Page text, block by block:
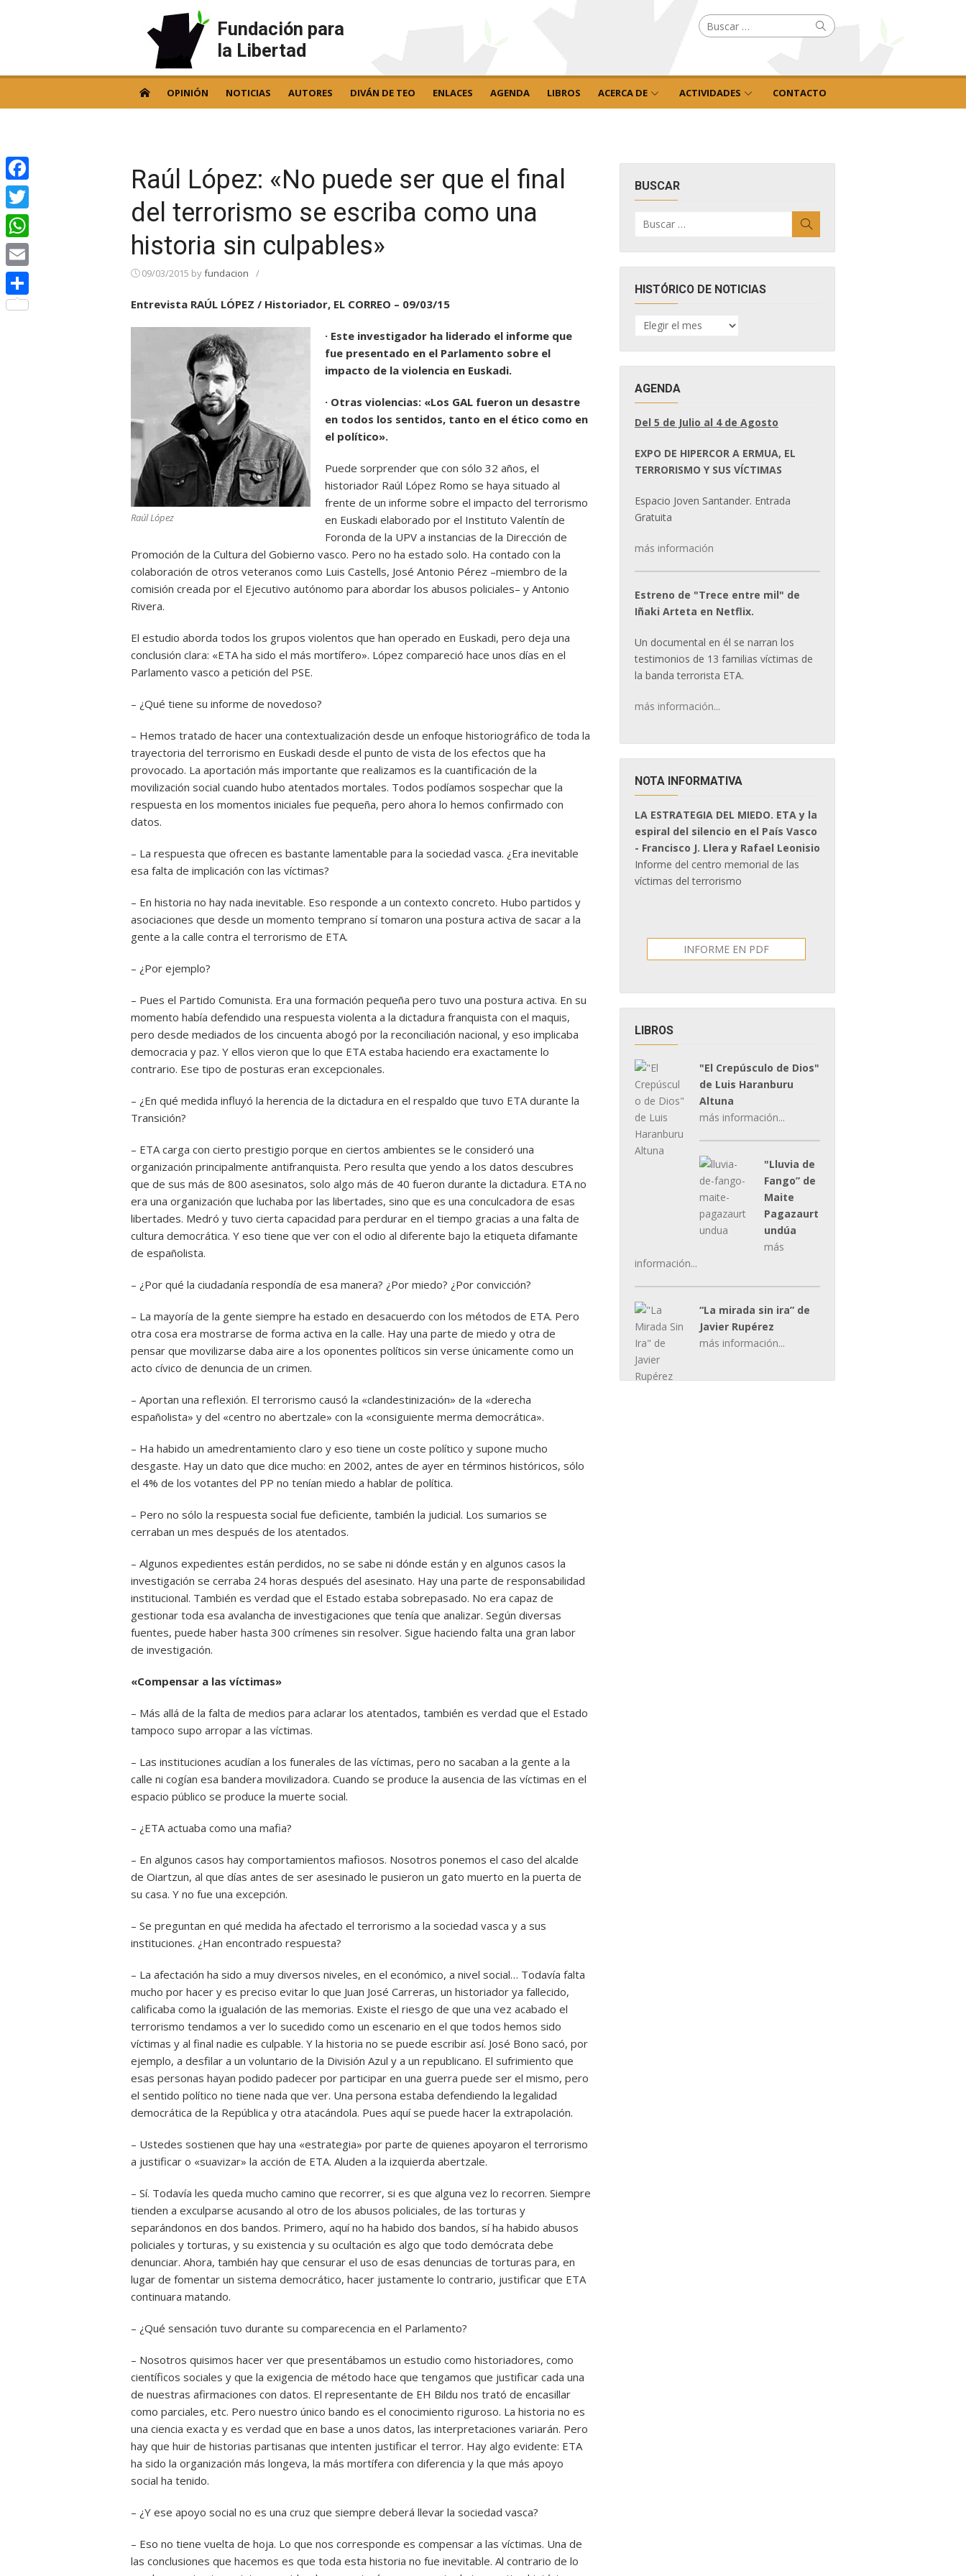
Fundación para
la Libertad
Buscar
por: Buscar
OPINIÓN NOTICIAS AUTORES DIVÁN DE TEO ENLACES AGENDA LIBROS ACERCA DE ACTIVIDADES CONTACTO
Raúl López: «No puede ser que el final
del terrorismo se escriba como una
historia sin culpables»
09/03/2015 byfundacion /
Entrevista RAÚL LÓPEZ / Historiador, EL CORREO – 09/03/15
Raúl López
· Este investigador ha liderado el informe que
fue presentado en el Parlamento sobre el
impacto de la violencia en Euskadi.
· Otras violencias: «Los GAL fueron un desastre
en todos los sentidos, tanto en el ético como en
el político».
Puede sorprender que con sólo 32 años, el
historiador Raúl López Romo se haya situado al
frente de un informe sobre el impacto del terrorismo
en Euskadi elaborado por el Instituto Valentín de
Foronda de la UPV a instancias de la Dirección de
Promoción de la Cultura del Gobierno vasco. Pero no ha estado solo. Ha contado con la
colaboración de otros veteranos como Luis Castells, José Antonio Pérez –miembro de la
comisión creada por el Ejecutivo autónomo para abordar los abusos policiales– y Antonio
Rivera.
El estudio aborda todos los grupos violentos que han operado en Euskadi, pero deja una
conclusión clara: «ETA ha sido el más mortífero». López compareció hace unos días en el
Parlamento vasco a petición del PSE.
– ¿Qué tiene su informe de novedoso?
– Hemos tratado de hacer una contextualización desde un enfoque historiográfico de toda la
trayectoria del terrorismo en Euskadi desde el punto de vista de los efectos que ha
provocado. La aportación más importante que realizamos es la cuantificación de la
movilización social cuando hubo atentados mortales. Todos podíamos sospechar que la
respuesta en los momentos iniciales fue pequeña, pero ahora lo hemos confirmado con
datos.
– La respuesta que ofrecen es bastante lamentable para la sociedad vasca. ¿Era inevitable
esa falta de implicación con las víctimas?
– En historia no hay nada inevitable. Eso responde a un contexto concreto. Hubo partidos y
asociaciones que desde un momento temprano sí tomaron una postura activa de sacar a la
gente a la calle contra el terrorismo de ETA.
– ¿Por ejemplo?
– Pues el Partido Comunista. Era una formación pequeña pero tuvo una postura activa. En su
momento había defendido una respuesta violenta a la dictadura franquista con el maquis,
pero desde mediados de los cincuenta abogó por la reconciliación nacional, y eso implicaba
democracia y paz. Y ellos vieron que lo que ETA estaba haciendo era exactamente lo
contrario. Ese tipo de posturas eran excepcionales.
– ¿En qué medida influyó la herencia de la dictadura en el respaldo que tuvo ETA durante la
Transición?
– ETA carga con cierto prestigio porque en ciertos ambientes se le consideró una
organización principalmente antifranquista. Pero resulta que yendo a los datos descubres
que de sus más de 800 asesinatos, solo algo más de 40 fueron durante la dictadura. ETA no
era una organización que luchaba por las libertades, sino que es una conculcadora de esas
libertades. Medró y tuvo cierta capacidad para perdurar en el tiempo gracias a una falta de
cultura democrática. Y eso tiene que ver con el odio al diferente bajo la etiqueta difamante
de españolista.
– ¿Por qué la ciudadanía respondía de esa manera? ¿Por miedo? ¿Por convicción?
– La mayoría de la gente siempre ha estado en desacuerdo con los métodos de ETA. Pero
otra cosa era mostrarse de forma activa en la calle. Hay una parte de miedo y otra de
pensar que movilizarse daba aire a los oponentes políticos sin verse únicamente como un
acto cívico de denuncia de un crimen.
– Aportan una reflexión. El terrorismo causó la «clandestinización» de la «derecha
españolista» y del «centro no abertzale» con la «consiguiente merma democrática».
– Ha habido un amedrentamiento claro y eso tiene un coste político y supone mucho
desgaste. Hay un dato que dice mucho: en 2002, antes de ayer en términos históricos, sólo
el 4% de los votantes del PP no tenían miedo a hablar de política.
– Pero no sólo la respuesta social fue deficiente, también la judicial. Los sumarios se
cerraban un mes después de los atentados.
– Algunos expedientes están perdidos, no se sabe ni dónde están y en algunos casos la
investigación se cerraba 24 horas después del asesinato. Hay una parte de responsabilidad
institucional. También es verdad que el Estado estaba sobrepasado. No era capaz de
gestionar toda esa avalancha de investigaciones que tenía que analizar. Según diversas
fuentes, puede haber hasta 300 crímenes sin resolver. Sigue haciendo falta una gran labor
de investigación.
«Compensar a las víctimas»
– Más allá de la falta de medios para aclarar los atentados, también es verdad que el Estado
tampoco supo arropar a las víctimas.
– Las instituciones acudían a los funerales de las víctimas, pero no sacaban a la gente a la
calle ni cogían esa bandera movilizadora. Cuando se produce la ausencia de las víctimas en el
espacio público se produce la muerte social.
– ¿ETA actuaba como una mafia?
– En algunos casos hay comportamientos mafiosos. Nosotros ponemos el caso del alcalde
de Oiartzun, al que días antes de ser asesinado le pusieron un gato muerto en la puerta de
su casa. Y no fue una excepción.
– Se preguntan en qué medida ha afectado el terrorismo a la sociedad vasca y a sus
instituciones. ¿Han encontrado respuesta?
– La afectación ha sido a muy diversos niveles, en el económico, a nivel social… Todavía falta
mucho por hacer y es preciso evitar lo que Juan José Carreras, un historiador ya fallecido,
calificaba como la igualación de las memorias. Existe el riesgo de que una vez acabado el
terrorismo tendamos a ver lo sucedido como un escenario en el que todos hemos sido
víctimas y al final nadie es culpable. Y la historia no se puede escribir así. José Bono sacó, por
ejemplo, a desfilar a un voluntario de la División Azul y a un republicano. El sufrimiento que
esas personas hayan podido padecer por participar en una guerra puede ser el mismo, pero
el sentido político no tiene nada que ver. Una persona estaba defendiendo la legalidad
democrática de la República y otra atacándola. Pues aquí se puede hacer la extrapolación.
– Ustedes sostienen que hay una «estrategia» por parte de quienes apoyaron el terrorismo
a justificar o «suavizar» la acción de ETA. Aluden a la izquierda abertzale.
– Sí. Todavía les queda mucho camino que recorrer, si es que alguna vez lo recorren. Siempre
tienden a exculparse acusando al otro de los abusos policiales, de las torturas y
separándonos en dos bandos. Primero, aquí no ha habido dos bandos, sí ha habido abusos
policiales y torturas, y su existencia y su ocultación es algo que todo demócrata debe
denunciar. Ahora, también hay que censurar el uso de esas denuncias de torturas para, en
lugar de fomentar un sistema democrático, hacer justamente lo contrario, justificar que ETA
continuara matando.
– ¿Qué sensación tuvo durante su comparecencia en el Parlamento?
– Nosotros quisimos hacer ver que presentábamos un estudio como historiadores, como
científicos sociales y que la exigencia de método hace que tengamos que justificar cada una
de nuestras afirmaciones con datos. El representante de EH Bildu nos trató de encasillar
como parciales, etc. Pero nuestro único bando es el conocimiento riguroso. La historia no es
una ciencia exacta y es verdad que en base a unos datos, las interpretaciones variarán. Pero
hay que huir de historias partisanas que intenten justificar el terror. Hay algo evidente: ETA
ha sido la organización más longeva, la más mortífera con diferencia y la que más apoyo
social ha tenido.
– ¿Y ese apoyo social no es una cruz que siempre deberá llevar la sociedad vasca?
– Eso no tiene vuelta de hoja. Lo que nos corresponde es compensar a las víctimas. Una de
las conclusiones que hacemos es que toda esta historia no fue inevitable. Al contrario de lo
BUSCAR
por:
HISTÓRICO DE NOTICIAS
HISTÓRICO
DE
AGENDA
Del 5 de Julio al 4 de Agosto
EXPO DE HIPERCOR A ERMUA, EL
TERRORISMO Y SUS VÍCTIMAS
Espacio Joven Santander. Entrada
Gratuita
más información
Estreno de "Trece entre mil" de
Iñaki Arteta en Netflix.
Un documental en él se narran los
testimonios de 13 familias víctimas de
la banda terrorista ETA.
más información...
NOTA INFORMATIVA
LA ESTRATEGIA DEL MIEDO. ETA y la
espiral del silencio en el País Vasco
- Francisco J. Llera y Rafael Leonisio
Informe del centro memorial de las
víctimas del terrorismo
INFORME EN PDF
LIBROS
"El Crepúsculo de Dios"
de Luis Haranburu
Altuna
más información...
"Lluvia de
Fango” de
Maite
Pagazaurt
undúa
más
información...
“La mirada sin ira” de
Javier Rupérez
más información...
Facebook
Twitter
WhatsApp
Email
Compartir